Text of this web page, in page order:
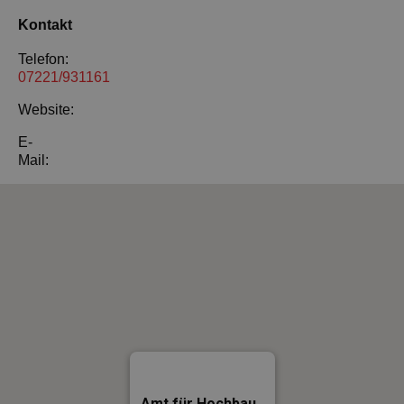
Kontakt
Telefon:
07221/931161
Website:
E-
Mail: